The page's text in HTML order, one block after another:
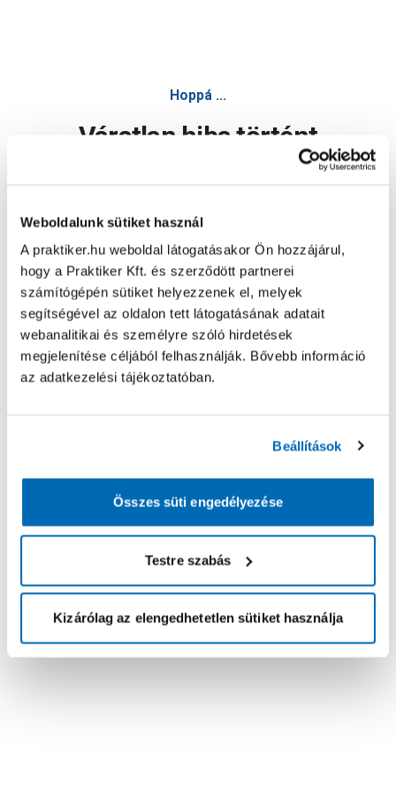
Weboldalunk sütiket használ
A praktiker.hu weboldal látogatásakor Ön hozzájárul,
hogy a Praktiker Kft. és szerződött partnerei
számítógépén sütiket helyezzenek el, melyek
segítségével az oldalon tett látogatásának adatait
webanalitikai és személyre szóló hirdetések
megjelenítése céljából felhasználják. Bővebb információ
az adatkezelési tájékoztatóban.
Beállítások
Összes süti engedélyezése
Testre szabás
Kizárólag az elengedhetetlen sütiket használja
Hoppá ...
Váratlan hiba történt
Oldal újratöltése